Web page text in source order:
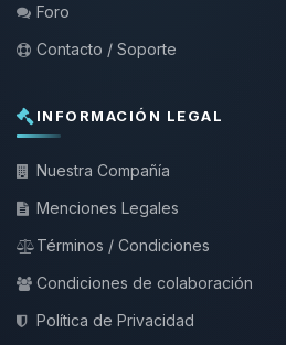
Foro
Contacto / Soporte
INFORMACIÓN LEGAL
Nuestra Compañía
Menciones Legales
Términos / Condiciones
Condiciones de colaboración
Política de Privacidad